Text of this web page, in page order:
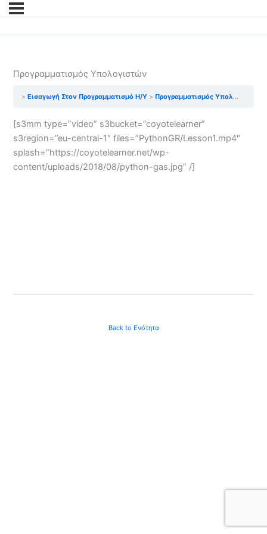
Προγραμματισμός Υπολογιστών
Εισαγωγή Στον Προγραμματισμό Η/Υ Προγραμματισμός Υπολογιστών
[s3mm type=”video” s3bucket=”coyotelearner”
s3region=”eu-central-1″ files=”PythonGR/Lesson1.mp4″
splash=”https://coyotelearner.net/wp-
content/uploads/2018/08/python-gas.jpg” /]
Back to Ενότητα